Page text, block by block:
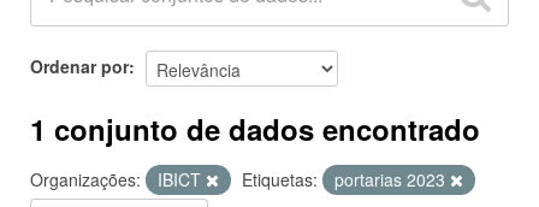
Ordenar por
1 conjunto de dados encontrado
Organizações: IBICT Etiquetas:
portarias 2023